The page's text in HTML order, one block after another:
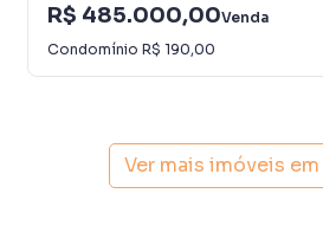
R$ 485.000,00Venda
Condomínio R$ 190,00
Ver mais imóveis em